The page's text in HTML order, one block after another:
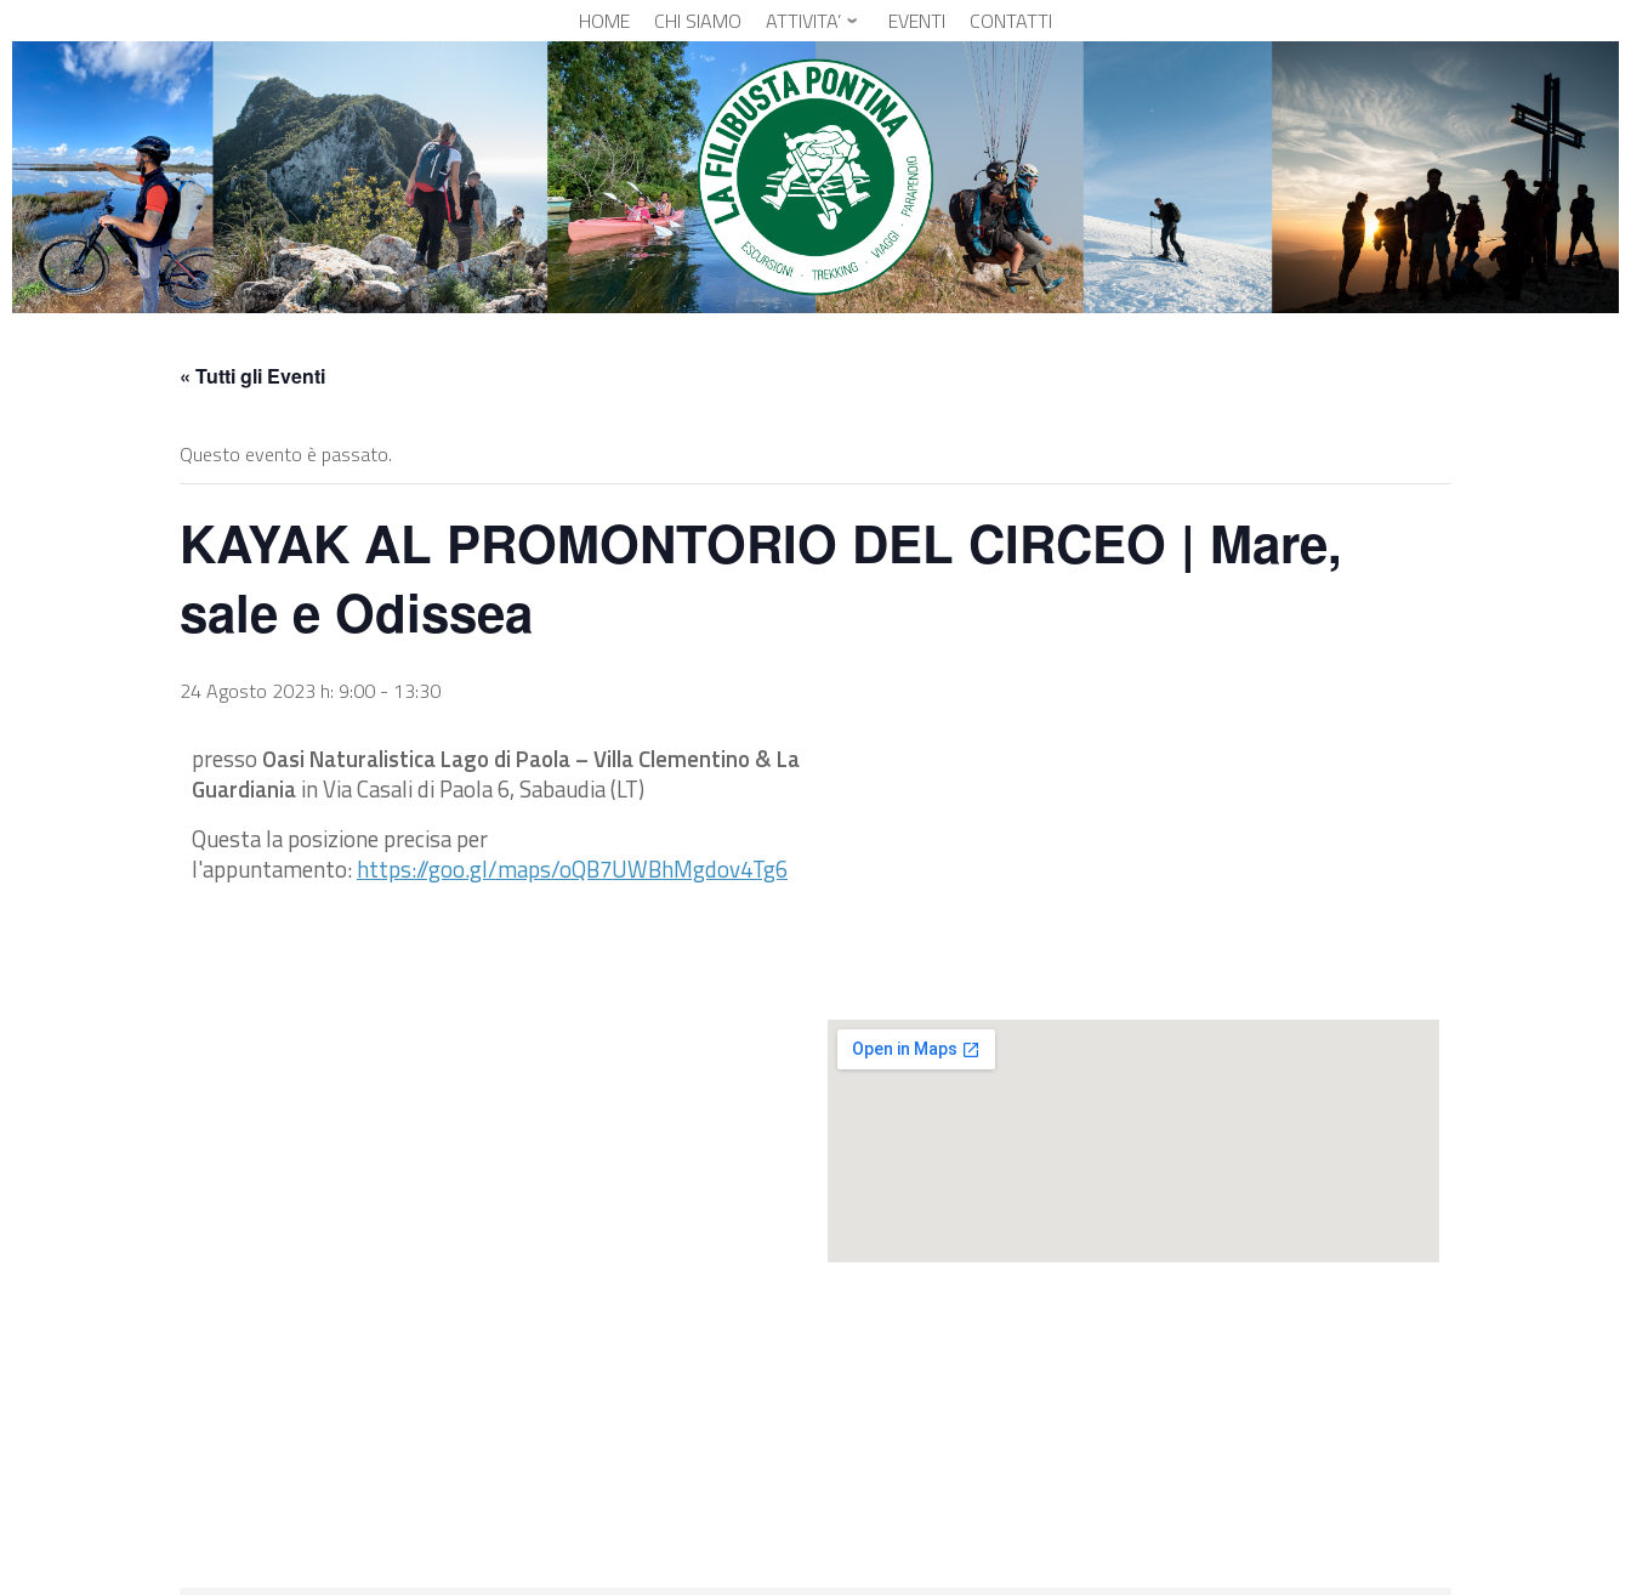
to
content
HOME CHI SIAMO ATTIVITA’ EVENTI CONTATTI
« Tutti gli Eventi
Questo evento è passato.
KAYAK AL PROMONTORIO DEL CIRCEO | Mare,
sale e Odissea
24 Agosto 2023 h: 9:00 - 13:30
presso Oasi Naturalistica Lago di Paola – Villa Clementino & La
Guardianiain Via Casali di Paola 6, Sabaudia (LT)
Questa la posizione precisa per
l'appuntamento: https://goo.gl/maps/oQB7UWBhMgdov4Tg6